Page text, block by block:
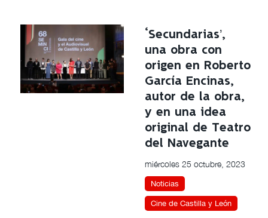
‘Secundarias’,
una obra con
origen en Roberto
García Encinas,
autor de la obra,
y en una idea
original de Teatro
del Navegante
miércoles 25 octubre, 2023
Noticias
Cine de Castilla y León